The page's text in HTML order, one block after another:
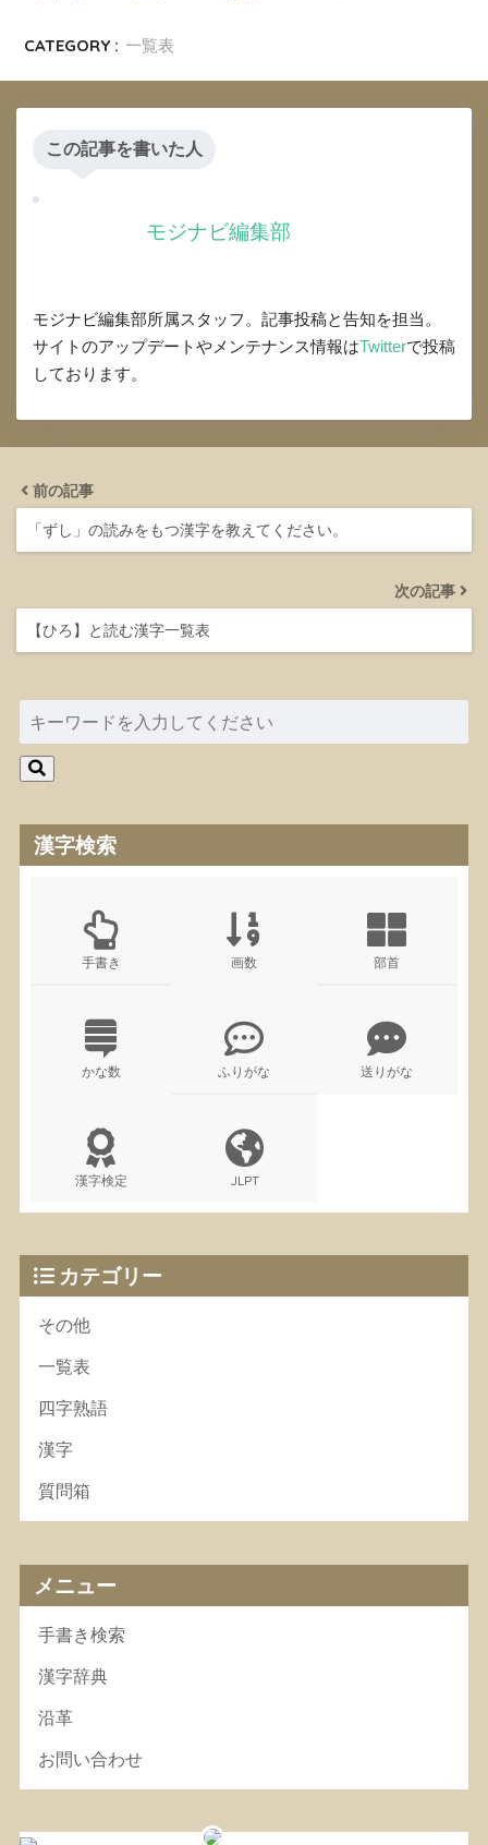
CATEGORY : 一覧表
この記事を書いた人
モジナビ編集部
モジナビ編集部所属スタッフ。記事投稿と告知を担当。
サイトのアップデートやメンテナンス情報はTwitterで投稿
しております。
前の記事
「ずし」の読みをもつ漢字を教えてください。
次の記事
【ひろ】と読む漢字一覧表
漢字検索
手書き 画数 部首
かな数 ふりがな 送りがな
漢字検定 JLPT
カテゴリー
その他
一覧表
四字熟語
漢字
質問箱
メニュー
手書き検索
漢字辞典
沿革
お問い合わせ